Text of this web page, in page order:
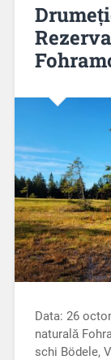
Data: 26
naturală
schi Bödele,